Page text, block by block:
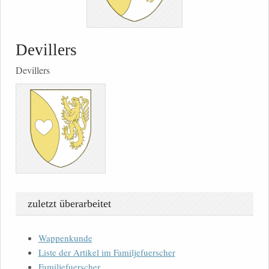
Devillers
Devillers
zuletzt überarbeitet
Wappenkunde
Liste der Artikel im Familjefuerscher